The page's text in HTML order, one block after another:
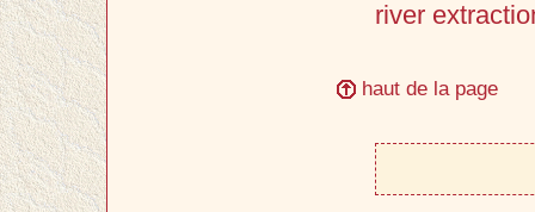
river
haut de la page